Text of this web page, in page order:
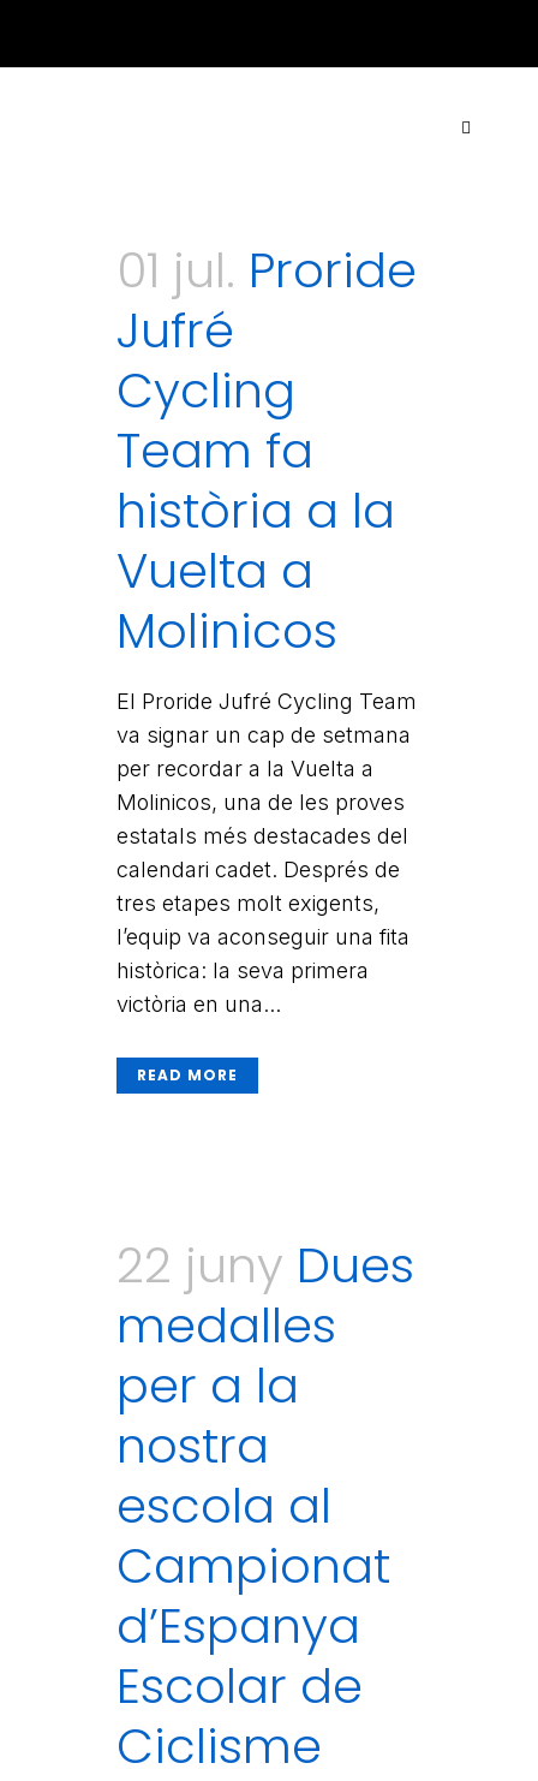
01 jul. Proride
Jufré
Cycling
Team fa
història a la
Vuelta a
Molinicos
El Proride Jufré Cycling Team
va signar un cap de setmana
per recordar a la Vuelta a
Molinicos, una de les proves
estatals més destacades del
calendari cadet. Després de
tres etapes molt exigents,
l’equip va aconseguir una fita
històrica: la seva primera
victòria en una...
READ MORE
22 juny Dues
medalles
per a la
nostra
escola al
Campionat
d’Espanya
Escolar de
Ciclisme